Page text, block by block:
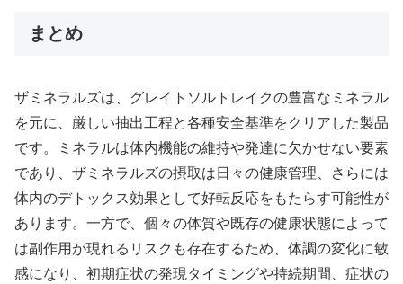
まとめ
ザミネラルズは、グレイトソルトレイクの豊富なミネラル
を元に、厳しい抽出工程と各種安全基準をクリアした製品
です。ミネラルは体内機能の維持や発達に欠かせない要素
であり、ザミネラルズの摂取は日々の健康管理、さらには
体内のデトックス効果として好転反応をもたらす可能性が
あります。一方で、個々の体質や既存の健康状態によって
は副作用が現れるリスクも存在するため、体調の変化に敏
感になり、初期症状の発現タイミングや持続期間、症状の